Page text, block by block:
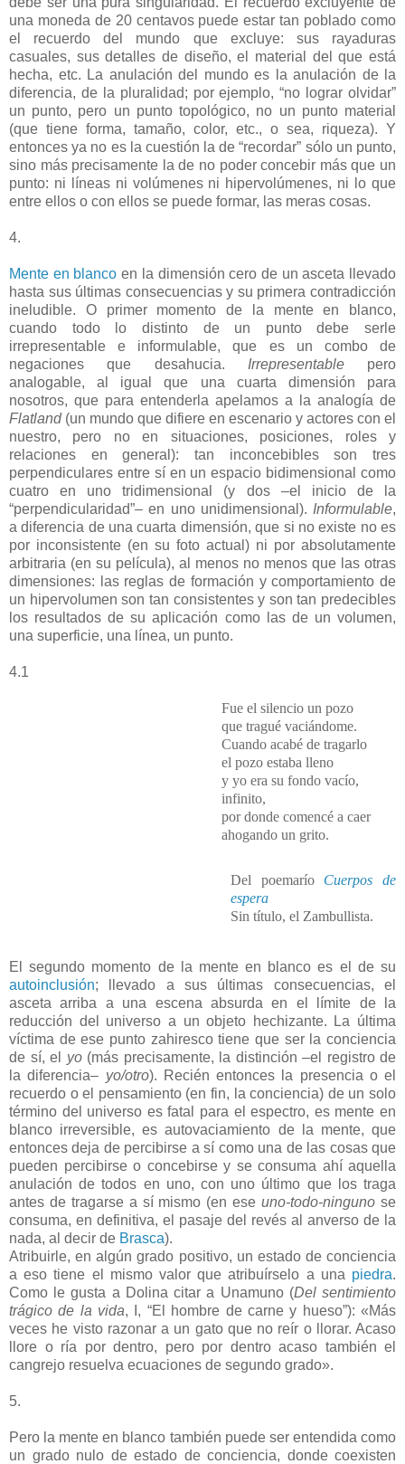
una moneda de 20 centavos puede estar tan poblado como
el recuerdo del mundo que excluye: sus rayaduras
casuales, sus detalles de diseño, el material del que está
hecha, etc. La anulación del mundo es la anulación de la
diferencia, de la pluralidad; por ejemplo, “no lograr olvidar”
un punto, pero un punto topológico, no un punto material
(que tiene forma, tamaño, color, etc., o sea, riqueza). Y
entonces ya no es la cuestión la de “recordar” sólo un punto,
sino más precisamente la de no poder concebir más que un
punto: ni líneas ni volúmenes ni hipervolúmenes, ni lo que
entre ellos o con ellos se puede formar, las meras cosas.
4.
Mente en blanco en la dimensión cero de un asceta llevado
hasta sus últimas consecuencias y su primera contradicción
ineludible. O primer momento de la mente en blanco,
cuando todo lo distinto de un punto debe serle
irrepresentable e informulable, que es un combo de
negaciones que desahucia. Irrepresentablepero
analogable, al igual que una cuarta dimensión para
nosotros, que para entenderla apelamos a la analogía de
Flatland(un mundo que difiere en escenario y actores con el
nuestro, pero no en situaciones, posiciones, roles y
relaciones en general): tan inconcebibles son tres
perpendiculares entre sí en un espacio bidimensional como
cuatro en uno tridimensional (y dos –el inicio de la
“perpendicularidad”– en uno unidimensional). Informulable,
a diferencia de una cuarta dimensión, que si no existe no es
por inconsistente (en su foto actual) ni por absolutamente
arbitraria (en su película), al menos no menos que las otras
dimensiones: las reglas de formación y comportamiento de
un hipervolumen son tan consistentes y son tan predecibles
los resultados de su aplicación como las de un volumen,
una superficie, una línea, un punto.
4.1
Fue el silencio un pozo
que tragué vaciándome.
Cuando acabé de tragarlo
el pozo estaba lleno
y yo era su fondo vacío,
infinito,
por donde comencé a caer
ahogando un grito.
Del poemarío Cuerpos de
espera
Sin título, el Zambullista.
El segundo momento de la mente en blanco es el de su
autoinclusión; llevado a sus últimas consecuencias, el
asceta arriba a una escena absurda en el límite de la
reducción del universo a un objeto hechizante. La última
víctima de ese punto zahiresco tiene que ser la conciencia
de sí, el yo(más precisamente, la distinción –el registro de
la diferencia– yo/otro). Recién entonces la presencia o el
recuerdo o el pensamiento (en fin, la conciencia) de un solo
término del universo es fatal para el espectro, es mente en
blanco irreversible, es autovaciamiento de la mente, que
entonces deja de percibirse a sí como una de las cosas que
pueden percibirse o concebirse y se consuma ahí aquella
anulación de todos en uno, con uno último que los traga
antes de tragarse a sí mismo (en eseuno-todo-ninguno se
consuma, en definitiva, el pasaje del revés al anverso de la
nada, al decir de Brasca).
Atribuirle, en algún grado positivo, un estado de conciencia
a eso tiene el mismo valor que atribuírselo a una piedra.
Como le gusta a Dolina citar a Unamuno (Del sentimiento
trágico de la vida, I, “El hombre de carne y hueso”): «Más
veces he visto razonar a un gato que no reír o llorar. Acaso
llore o ría por dentro, pero por dentro acaso también el
cangrejo resuelva ecuaciones de segundo grado».
5.
Pero la mente en blanco también puede ser entendida como
un grado nulo de estado de conciencia, donde coexisten